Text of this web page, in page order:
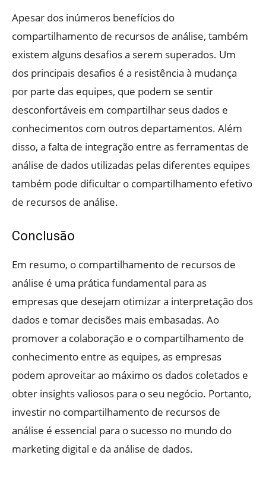
Apesar dos inúmeros benefícios do
compartilhamento de recursos de análise, também
existem alguns desafios a serem superados. Um
dos principais desafios é a resistência à mudança
por parte das equipes, que podem se sentir
desconfortáveis em compartilhar seus dados e
conhecimentos com outros departamentos. Além
disso, a falta de integração entre as ferramentas de
análise de dados utilizadas pelas diferentes equipes
também pode dificultar o compartilhamento efetivo
de recursos de análise.
Conclusão
Em resumo, o compartilhamento de recursos de
análise é uma prática fundamental para as
empresas que desejam otimizar a interpretação dos
dados e tomar decisões mais embasadas. Ao
promover a colaboração e o compartilhamento de
conhecimento entre as equipes, as empresas
podem aproveitar ao máximo os dados coletados e
obter insights valiosos para o seu negócio. Portanto,
investir no compartilhamento de recursos de
análise é essencial para o sucesso no mundo do
marketing digital e da análise de dados.